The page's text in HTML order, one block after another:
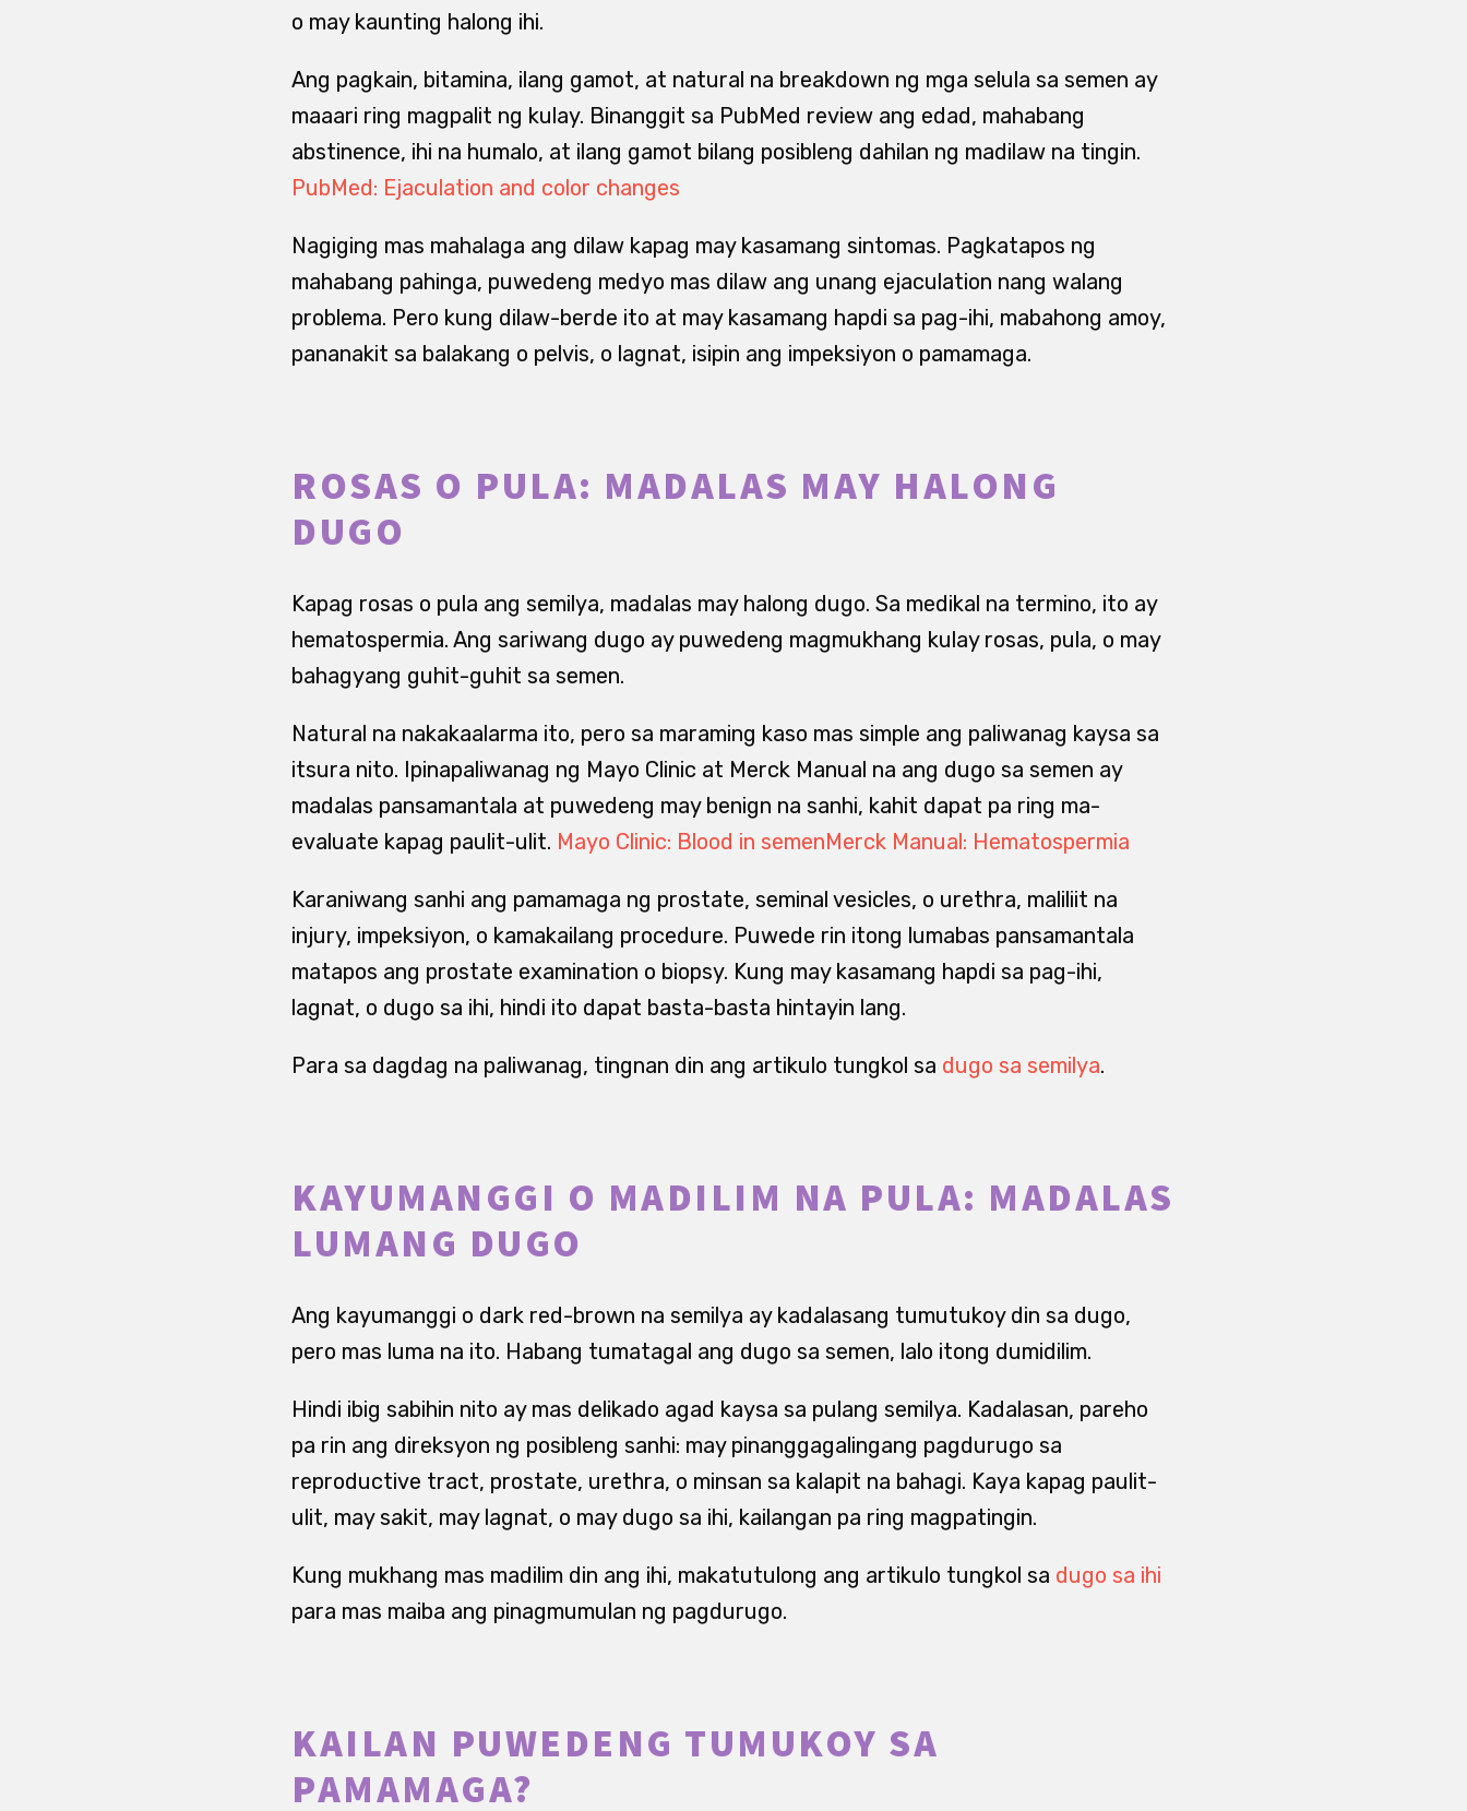
o may kaunting halong ihi.
Ang pagkain, bitamina, ilang gamot, at natural na breakdown ng mga selula sa semen ay
maaari ring magpalit ng kulay. Binanggit sa PubMed review ang edad, mahabang
abstinence, ihi na humalo, at ilang gamot bilang posibleng dahilan ng madilaw na tingin.
PubMed: Ejaculation and color changes
Nagiging mas mahalaga ang dilaw kapag may kasamang sintomas. Pagkatapos ng
mahabang pahinga, puwedeng medyo mas dilaw ang unang ejaculation nang walang
problema. Pero kung dilaw-berde ito at may kasamang hapdi sa pag-ihi, mabahong amoy,
pananakit sa balakang o pelvis, o lagnat, isipin ang impeksiyon o pamamaga.
ROSAS O PULA: MADALAS MAY HALONG
DUGO
Kapag rosas o pula ang semilya, madalas may halong dugo. Sa medikal na termino, ito ay
hematospermia. Ang sariwang dugo ay puwedeng magmukhang kulay rosas, pula, o may
bahagyang guhit-guhit sa semen.
Natural na nakakaalarma ito, pero sa maraming kaso mas simple ang paliwanag kaysa sa
itsura nito. Ipinapaliwanag ng Mayo Clinic at Merck Manual na ang dugo sa semen ay
madalas pansamantala at puwedeng may benign na sanhi, kahit dapat pa ring ma-
evaluate kapag paulit-ulit. Mayo Clinic: Blood in semenMerck Manual: Hematospermia
Karaniwang sanhi ang pamamaga ng prostate, seminal vesicles, o urethra, maliliit na
injury, impeksiyon, o kamakailang procedure. Puwede rin itong lumabas pansamantala
matapos ang prostate examination o biopsy. Kung may kasamang hapdi sa pag-ihi,
lagnat, o dugo sa ihi, hindi ito dapat basta-basta hintayin lang.
Para sa dagdag na paliwanag, tingnan din ang artikulo tungkol sa dugo sa semilya.
KAYUMANGGI O MADILIM NA PULA: MADALAS
LUMANG DUGO
Ang kayumanggi o dark red-brown na semilya ay kadalasang tumutukoy din sa dugo,
pero mas luma na ito. Habang tumatagal ang dugo sa semen, lalo itong dumidilim.
Hindi ibig sabihin nito ay mas delikado agad kaysa sa pulang semilya. Kadalasan, pareho
pa rin ang direksyon ng posibleng sanhi: may pinanggagalingang pagdurugo sa
reproductive tract, prostate, urethra, o minsan sa kalapit na bahagi. Kaya kapag paulit-
ulit, may sakit, may lagnat, o may dugo sa ihi, kailangan pa ring magpatingin.
Kung mukhang mas madilim din ang ihi, makatutulong ang artikulo tungkol sa dugo sa ihi
para mas maiba ang pinagmumulan ng pagdurugo.
KAILAN PUWEDENG TUMUKOY SA
PAMAMAGA?